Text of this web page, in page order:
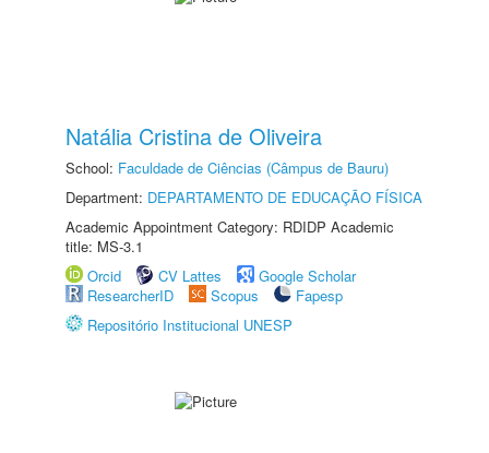
Natália Cristina de Oliveira
School: Faculdade de Ciências (Câmpus de Bauru)
Department: DEPARTAMENTO DE EDUCAÇÃO FÍSICA
Academic Appointment Category: RDIDP Academic
title: MS-3.1
Orcid
CV Lattes
Google Scholar
ResearcherID
Scopus
Fapesp
Repositório Institucional UNESP